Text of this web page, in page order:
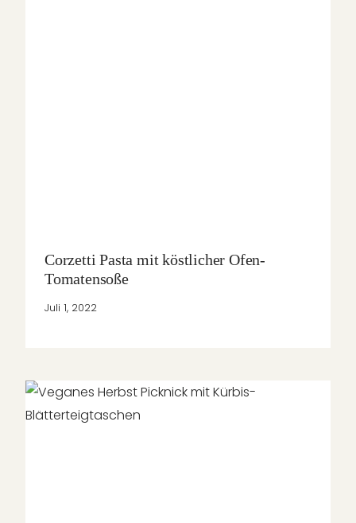
Corzetti Pasta mit köstlicher Ofen-
Tomatensoße
Juli 1, 2022